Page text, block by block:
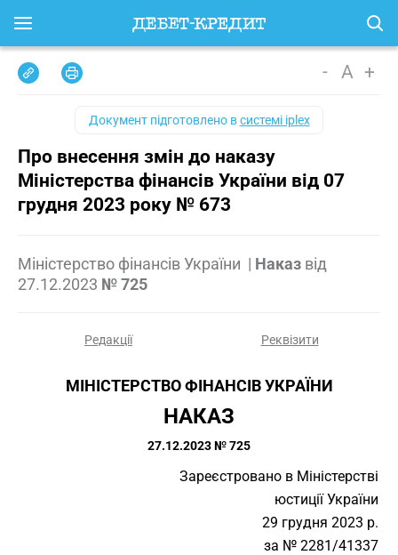
- A +
Документ підготовлено всистемі iplex
Про внесення змін до наказу
Міністерства фінансів України від 07
грудня 2023 року № 673
Міністерство фінансів України | Наказ від
27.12.2023 № 725
Редакції Реквізити
МІНІСТЕРСТВО ФІНАНСІВ УКРАЇНИ
НАКАЗ
27.12.2023 № 725
Зареєстровано в Міністерстві
юстиції України
29 грудня 2023 р.
за № 2281/41337